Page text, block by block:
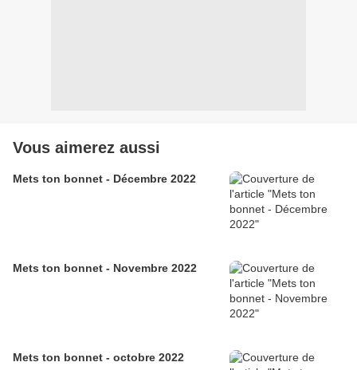
Vous aimerez aussi
Mets ton bonnet - Décembre 2022
Mets ton bonnet - Novembre 2022
Mets ton bonnet - octobre 2022